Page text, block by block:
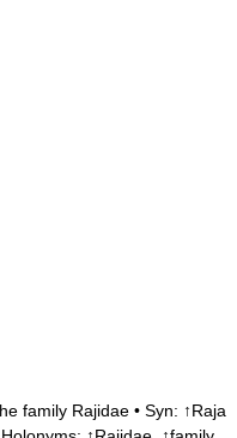
family Rajidae • Syn: ↑Raja